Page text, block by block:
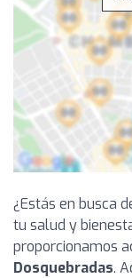
¿Estás en busca
tu salud y
proporcionamos
Dosquebradas.